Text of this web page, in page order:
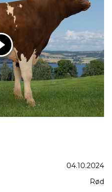
12497
NR
Negard
04.10.2024
Rød